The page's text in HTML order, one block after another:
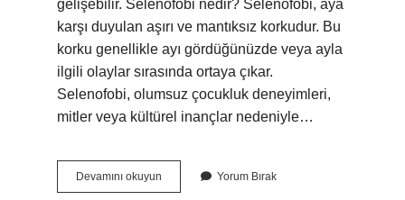
gelişebilir. Selenofobi nedir? Selenofobi, aya
karşı duyulan aşırı ve mantıksız korkudur. Bu
korku genellikle ayı gördüğünüzde veya ayla
ilgili olaylar sırasında ortaya çıkar.
Selenofobi, olumsuz çocukluk deneyimleri,
mitler veya kültürel inançlar nedeniyle…
Devamını okuyun
Nedir
Yorum Bırak